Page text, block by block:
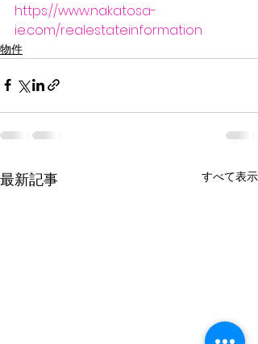
https://www.nakatosa-
ie.com/realestateinformation
物件
最新記事 すべて表示